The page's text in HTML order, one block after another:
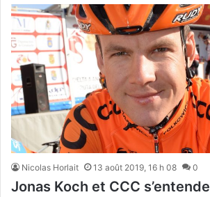
Nicolas Horlait 13 août 2019, 16 h 08 0
Jonas Koch et CCC